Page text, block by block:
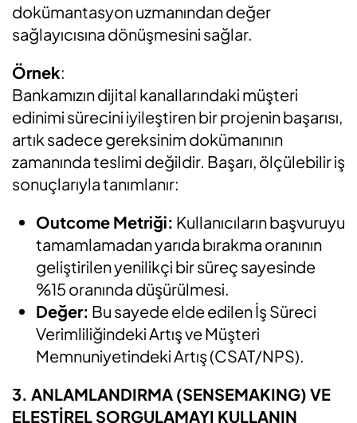
dokümantasyon uzmanından değer
sağlayıcısına dönüşmesini sağlar.
Örnek:
Bankamızın dijital kanallarındaki müşteri
edinimi sürecini iyileştiren bir projenin başarısı,
artık sadece gereksinim dokümanının
zamanında teslimi değildir. Başarı, ölçülebilir iş
sonuçlarıyla tanımlanır:
Outcome Metriği: Kullanıcıların başvuruyu
tamamlamadan yarıda bırakma oranının
geliştirilen yenilikçi bir süreç sayesinde
%15 oranında düşürülmesi.
Değer: Bu sayede elde edilen İş Süreci
Verimliliğindeki Artış ve Müşteri
Memnuniyetindeki Artış (CSAT/NPS).
3. ANLAMLANDIRMA (SENSEMAKING) VE
ELEŞTİREL SORGULAMAYI KULLANIN